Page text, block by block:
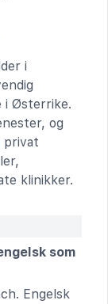
i
i Østerrike.
og
privat
klinikker.
som
Engelsk